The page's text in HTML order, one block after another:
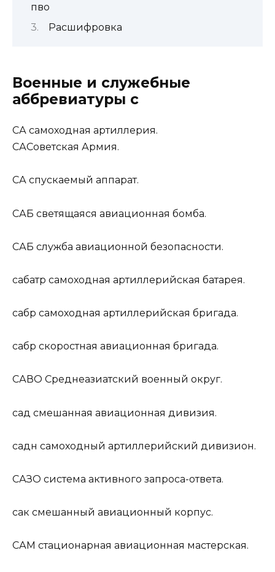
пво
Расшифровка
Военные и служебные
аббревиатуры с
СА самоходная артиллерия.
САСоветская Армия.
СА спускаемый аппарат.
САБ светящаяся авиационная бомба.
САБ служба авиационной безопасности.
сабатр самоходная артиллерийская батарея.
сабр самоходная артиллерийская бригада.
сабр скоростная авиационная бригада.
САВО Среднеазиатский военный округ.
сад смешанная авиационная дивизия.
садн самоходный артиллерийский дивизион.
САЗО система активного запроса-ответа.
сак смешанный авиационный корпус.
САМ стационарная авиационная мастерская.